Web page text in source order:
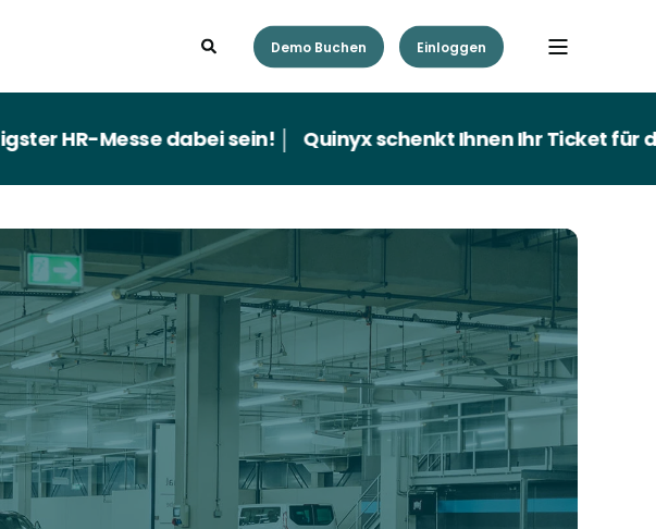
Demo Buchen Einloggen
Messe dabei sein! │ Quinyx schenkt Ihnen Ihr Ticket für die